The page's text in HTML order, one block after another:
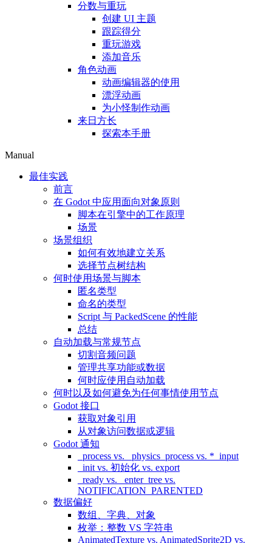
分数与重玩
创建 UI 主题
跟踪得分
重玩游戏
添加音乐
角色动画
动画编辑器的使用
漂浮动画
为小怪制作动画
来日方长
探索本手册
Manual
最佳实践
前言
在 Godot 中应用面向对象原则
脚本在引擎中的工作原理
场景
场景组织
如何有效地建立关系
选择节点树结构
何时使用场景与脚本
匿名类型
命名的类型
Script 与 PackedScene 的性能
总结
自动加载与常规节点
切割音频问题
管理共享功能或数据
何时应使用自动加载
何时以及如何避免为任何事情使用节点
Godot 接口
获取对象引用
从对象访问数据或逻辑
Godot 通知
_process vs. _physics_process vs. *_input
_init vs. 初始化 vs. export
_ready vs. _enter_tree vs.
NOTIFICATION_PARENTED
数据偏好
数组、字典、对象
枚举：整数 VS 字符串
AnimatedTexture vs. AnimatedSprite2D vs.